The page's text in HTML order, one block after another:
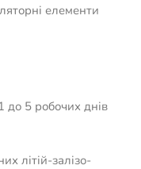
елементи
до 5 робочих днів
літій-залізо-